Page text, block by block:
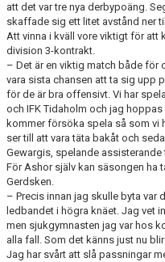
att det var tre nya derbypoäng.
skaffade sig ett litet avstånd ner
Att vinna i kväll vore viktigt för att
division 3-kontrakt.
– Det är en viktig match både för
vara sista chansen att ta sig upp
för de är bra offensivt. Vi har
och IFK Tidaholm och jag
kommer försöka spela så som vi
ser till att vara täta bakåt och
Gewargis, spelande assisterande
För Ashor själv kan säsongen ha
Gerdsken.
– Precis innan jag skulle byta var
ledbandet i högra knäet. Jag vet
men sjukgymnasten jag var hos
alla fall. Som det känns just nu
Jag har svårt att slå passningar